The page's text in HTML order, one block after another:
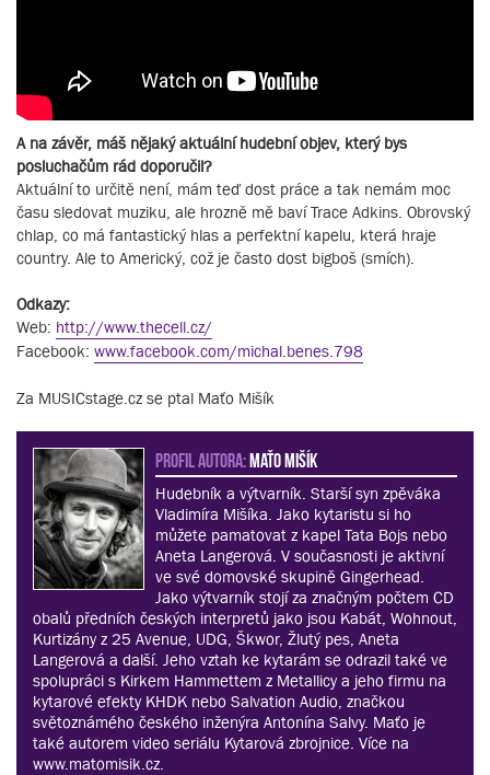
A na závěr, máš nějaký aktuální hudební objev, který bys
posluchačům rád doporučil?
Aktuální to určitě není, mám teď dost práce a tak nemám moc
času sledovat muziku, ale hrozně mě baví Trace Adkins. Obrovský
chlap, co má fantastický hlas a perfektní kapelu, která hraje
country. Ale to Americký, což je často dost bigboš (smích).
Odkazy:
Web: http://www.thecell.cz/
Facebook: www.facebook.com/michal.benes.798
Za MUSICstage.cz se ptal Maťo Mišík
PROFIL AUTORA:Maťo Mišík
Hudebník a výtvarník. Starší syn zpěváka
Vladimíra Mišíka. Jako kytaristu si ho
můžete pamatovat z kapel Tata Bojs nebo
Aneta Langerová. V současnosti je aktivní
ve své domovské skupině Gingerhead.
Jako výtvarník stojí za značným počtem CD
obalů předních českých interpretů jako jsou Kabát, Wohnout,
Kurtizány z 25 Avenue, UDG, Škwor, Žlutý pes, Aneta
Langerová a další. Jeho vztah ke kytarám se odrazil také ve
spolupráci s Kirkem Hammettem z Metallicy a jeho firmu na
kytarové efekty KHDK nebo Salvation Audio, značkou
světoznámého českého inženýra Antonína Salvy. Maťo je
také autorem video seriálu Kytarová zbrojnice. Více na
www.matomisik.cz.